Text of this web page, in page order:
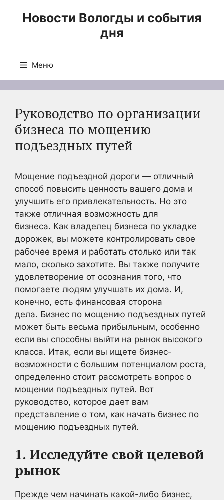
Новости Вологды и события
дня
Меню
Руководство по организации
бизнеса по мощению
подъездных путей
Мощение подъездной дороги — отличный
способ повысить ценность вашего дома и
улучшить его привлекательность. Но это
также отличная возможность для
бизнеса. Как владелец бизнеса по укладке
дорожек, вы можете контролировать свое
рабочее время и работать столько или так
мало, сколько захотите. Вы также получите
удовлетворение от осознания того, что
помогаете людям улучшать их дома. И,
конечно, есть финансовая сторона
дела. Бизнес по мощению подъездных путей
может быть весьма прибыльным, особенно
если вы способны выйти на рынок высокого
класса. Итак, если вы ищете бизнес-
возможности с большим потенциалом роста,
определенно стоит рассмотреть вопрос о
мощении подъездных путей. Вот
руководство, которое дает вам
представление о том, как начать бизнес по
мощению подъездных путей.
1. Исследуйте свой целевой
рынок
Прежде чем начинать какой-либо бизнес,